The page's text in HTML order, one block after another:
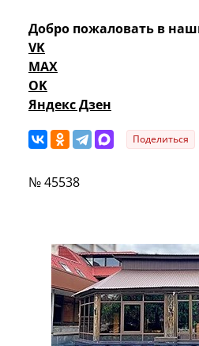
Добро пожаловать в
VK
MAX
OK
Яндекс Дзен
Поделиться
№ 45538